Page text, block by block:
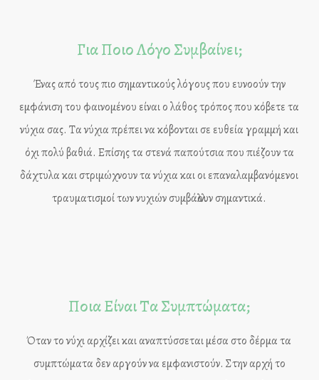
Για Ποιο Λόγο Συμβαίνει;
Ένας από τους πιο σημαντικούς λόγους που ευνοούν την
εμφάνιση του φαινομένου είναι ο λάθος τρόπος που κόβετε τα
νύχια σας. Τα νύχια πρέπει να κόβονται σε ευθεία γραμμή και
όχι πολύ βαθιά. Επίσης τα στενά παπούτσια που πιέζουν τα
δάχτυλα και στριμώχνουν τα νύχια και οι επαναλαμβανόμενοι
τραυματισμοί των νυχιών συμβάλλουν σημαντικά.
Ποια Είναι Τα Συμπτώματα;
Όταν το νύχι αρχίζει και αναπτύσσεται μέσα στο δέρμα τα
συμπτώματα δεν αργούν να εμφανιστούν. Στην αρχή το